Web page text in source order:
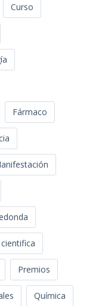
Curso
Fármaco
Premios
Química